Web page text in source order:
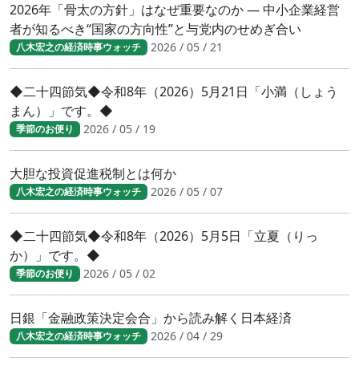
2026年「骨太の方針」はなぜ重要なのか ― 中小企業経営
者が知るべき“国家の方向性”と与党内のせめぎ合い
八木宏之の経済時事ウォッチ 2026 / 05 / 21
◆二十四節気◆令和8年（2026）5月21日「小満（しょう
まん）」です。◆
季節のお便り 2026 / 05 / 19
大胆な投資促進税制とは何か
八木宏之の経済時事ウォッチ 2026 / 05 / 07
◆二十四節気◆令和8年（2026）5月5日「立夏（りっ
か）」です。◆
季節のお便り 2026 / 05 / 02
日銀「金融政策決定会合」から読み解く日本経済
八木宏之の経済時事ウォッチ 2026 / 04 / 29